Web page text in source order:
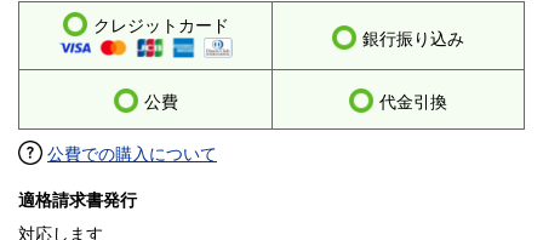
クレジットカード
銀行振り込み
公費 代金引換
公費での購入について
適格請求書発行
対応します